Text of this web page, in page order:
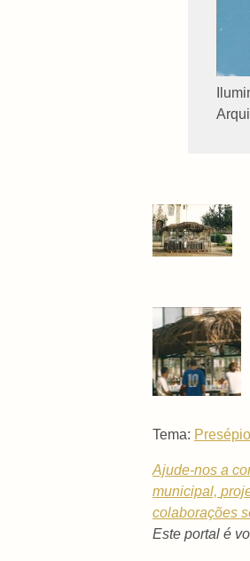
Tema:
Ajude-nos a
municipal,
colaborações
Este portal é